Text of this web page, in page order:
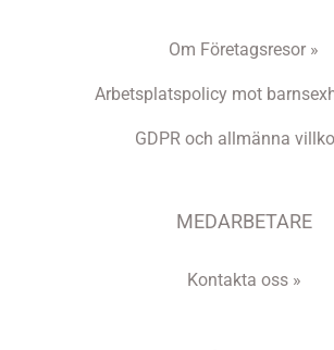
Om Företagsresor »
Arbetsplatspolicy mot
GDPR och allmänna
MEDARBETARE
Kontakta oss »